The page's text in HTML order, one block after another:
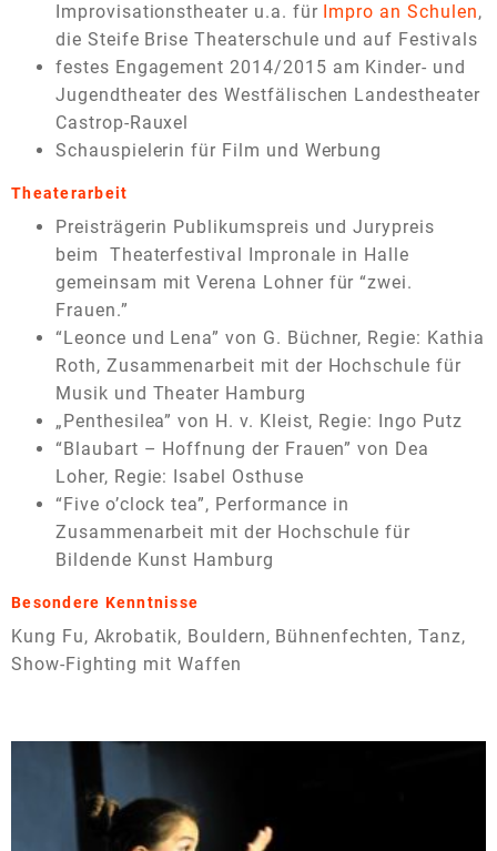
Improvisationstheater u.a. für Impro an Schulen,
die Steife Brise Theaterschule und auf Festivals
festes Engagement 2014/2015 am Kinder- und
Jugendtheater des Westfälischen Landestheater
Castrop-Rauxel
Schauspielerin für Film und Werbung
Theaterarbeit
Preisträgerin Publikumspreis und Jurypreis
beim Theaterfestival Impronale in Halle
gemeinsam mit Verena Lohner für “zwei.
Frauen.”
“Leonce und Lena” von G. Büchner, Regie: Kathia
Roth, Zusammenarbeit mit der Hochschule für
Musik und Theater Hamburg
„Penthesilea” von H. v. Kleist, Regie: Ingo Putz
“Blaubart – Hoffnung der Frauen” von Dea
Loher, Regie: Isabel Osthuse
“Five o’clock tea”, Performance in
Zusammenarbeit mit der Hochschule für
Bildende Kunst Hamburg
Besondere Kenntnisse
Kung Fu, Akrobatik, Bouldern, Bühnenfechten, Tanz,
Show-Fighting mit Waffen